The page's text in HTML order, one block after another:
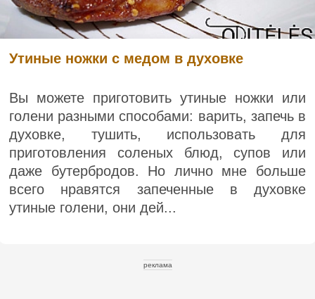
Утиные ножки с медом в духовке
Вы можете приготовить утиные ножки или
голени разными способами: варить, запечь в
духовке, тушить, использовать для
приготовления соленых блюд, супов или
даже бутербродов. Но лично мне больше
всего нравятся запеченные в духовке
утиные голени, они дей...
реклама